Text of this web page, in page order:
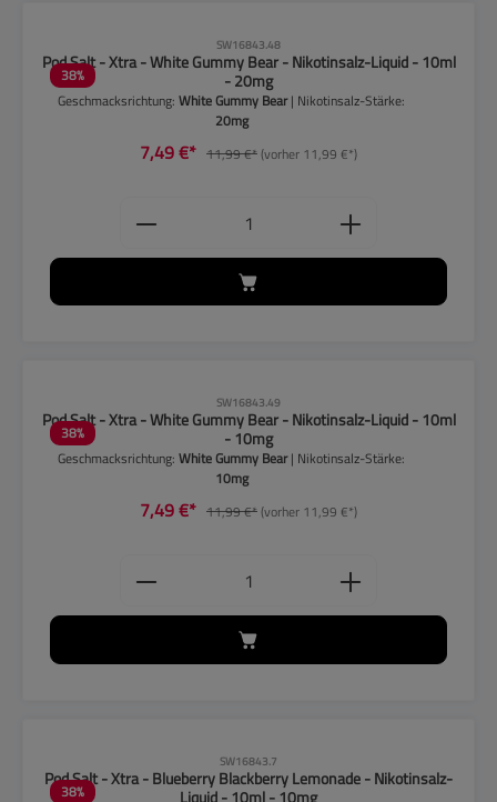
38%
SW16843.48
Pod Salt - Xtra - White Gummy Bear - Nikotinsalz-Liquid - 10ml
- 20mg
Geschmacksrichtung:White Gummy Bear| Nikotinsalz-Stärke:
20mg
7,49 €* 11,99 €*(vorher 11,99 €*)
Produkt Anzahl: Gib den
38%
SW16843.49
Pod Salt - Xtra - White Gummy Bear - Nikotinsalz-Liquid - 10ml
- 10mg
Geschmacksrichtung:White Gummy Bear| Nikotinsalz-Stärke:
10mg
7,49 €* 11,99 €*(vorher 11,99 €*)
Produkt Anzahl: Gib den
38%
SW16843.7
Pod Salt - Xtra - Blueberry Blackberry Lemonade - Nikotinsalz-
Liquid - 10ml - 10mg